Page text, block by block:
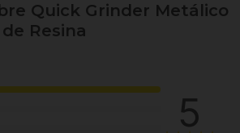
Quick Grinder Metálico
Resina
5